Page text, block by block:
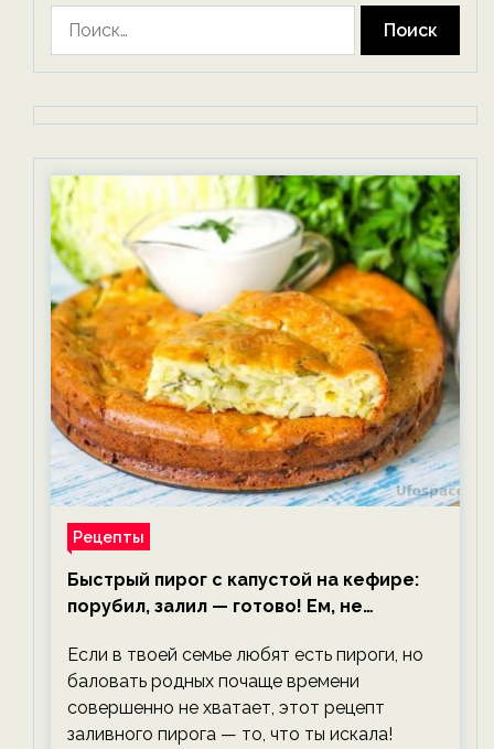
Рецепты
Быстрый пирог с капустой на кефире:
порубил, залил — готово! Ем, не
Если в твоей семье любят есть пироги, но
баловать родных почаще времени
совершенно не хватает, этот рецепт
заливного пирога — то, что ты искала!